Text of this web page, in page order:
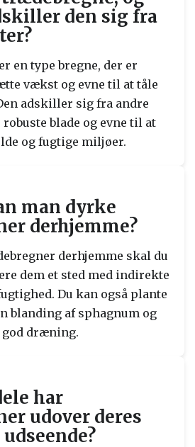
den sig fra
en type bregne, der er
vækst og evne til at tåle
adskiller sig fra andre
blade og evne til at
og fugtige miljøer.
man dyrke
derhjemme?
derhjemme skal du
dem et sted med indirekte
Du kan også plante
blanding af sphagnum og
god dræning.
har
udover deres